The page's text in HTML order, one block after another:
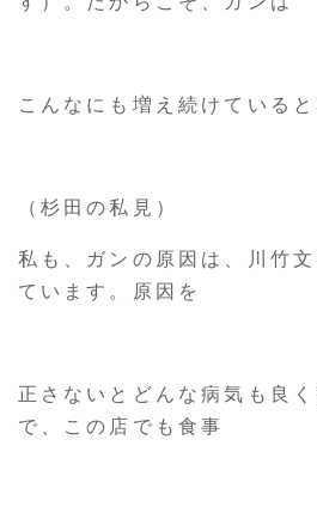
こんなにも増え続けている
（杉田の私見）
私も、ガンの原因は、川竹
ています。原因を
正さないとどんな病気も良
で、この店でも食事